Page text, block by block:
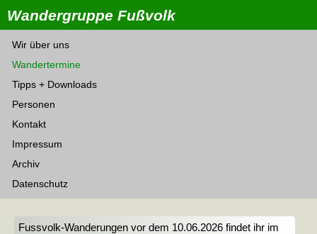
Wandergruppe Fußvolk
Wir über uns
Wandertermine
Tipps + Downloads
Personen
Kontakt
Impressum
Archiv
Datenschutz
Fussvolk-Wanderungen vor dem 10.06.2026 findet ihr im